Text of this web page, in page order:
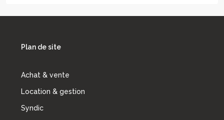
Plan de site
Achat & vente
Location & gestion
Syndic